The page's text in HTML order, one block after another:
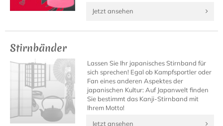
Jetzt ansehen
Stirnbänder
Lassen Sie Ihr japanisches Stirnband für
sich sprechen! Egal ob Kampfsportler oder
Fan eines anderen Aspektes der
japanischen Kultur: Auf Japanwelt finden
Sie bestimmt das Kanji-Stirnband mit
Ihrem Motto!
Jetzt ansehen